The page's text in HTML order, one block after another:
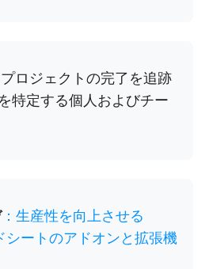
プロジェクトの完了を追跡
特定する個人およびチー
：生産性を向上させる
ートのアドオンと拡張機